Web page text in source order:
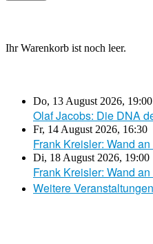
Ihr Warenkorb ist noch leer.
Do, 13 August 2026, 19:00
Olaf Jacobs: Die DNA
Fr, 14 August 2026, 16:30
Frank Kreisler: Wand
Di, 18 August 2026, 19:00
Frank Kreisler: Wand
Weitere